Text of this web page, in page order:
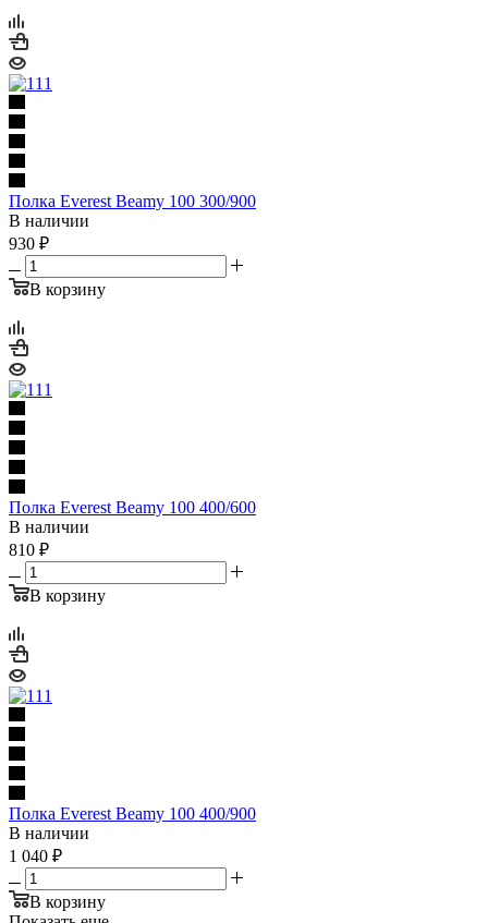
Полка Everest Beamy 100 300/900
В наличии
930 ₽
В корзину
Полка Everest Beamy 100 400/600
В наличии
810 ₽
В корзину
Полка Everest Beamy 100 400/900
В наличии
1 040 ₽
В корзину